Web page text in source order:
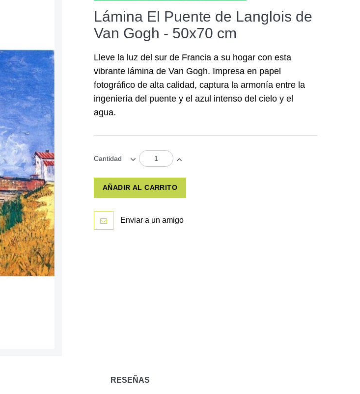
Lámina El Puente de Langlois de
Van Gogh - 50x70 cm
Lleve la luz del sur de Francia a su hogar con esta
vibrante lámina de Van Gogh. Impresa en papel
fotográfico de alta calidad, captura la armonía entre la
ingeniería del puente y el azul intenso del cielo y el
agua.
Cantidad
AÑADIR AL CARRITO
Enviar a un amigo
RESEÑAS